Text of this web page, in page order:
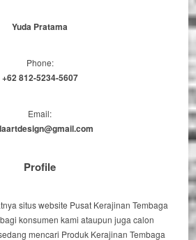
Yuda Pratama
Phone:
+62 812-5234-5607
Email:
Profile
situs website Pusat Kerajinan Tembaga
konsumen kami ataupun juga calon
mencari Produk Kerajinan Tembaga